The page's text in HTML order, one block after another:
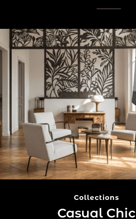
Collections
Casual Chic